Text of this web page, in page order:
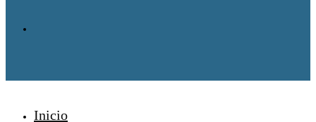
Inicio